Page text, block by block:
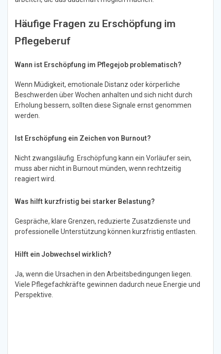
Häufige Fragen zu Erschöpfung im
Pflegeberuf
Wann ist Erschöpfung im Pflegejob problematisch?
Wenn Müdigkeit, emotionale Distanz oder körperliche
Beschwerden über Wochen anhalten und sich nicht durch
Erholung bessern, sollten diese Signale ernst genommen
werden.
Ist Erschöpfung ein Zeichen von Burnout?
Nicht zwangsläufig. Erschöpfung kann ein Vorläufer sein,
muss aber nicht in Burnout münden, wenn rechtzeitig
reagiert wird.
Was hilft kurzfristig bei starker Belastung?
Gespräche, klare Grenzen, reduzierte Zusatzdienste und
professionelle Unterstützung können kurzfristig entlasten.
Hilft ein Jobwechsel wirklich?
Ja, wenn die Ursachen in den Arbeitsbedingungen liegen.
Viele Pflegefachkräfte gewinnen dadurch neue Energie und
Perspektive.